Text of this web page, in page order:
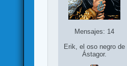
Mensajes: 14
Erik, el oso negro de
Ástagor.